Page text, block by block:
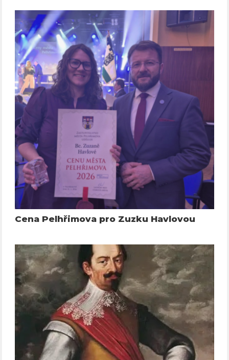
Cena Pelhřimova pro Zuzku Havlovou